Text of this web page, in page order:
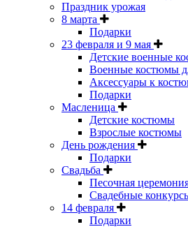
Праздник урожая
8 марта
Подарки
23 февраля и 9 мая
Детские военные
Военные костюмы
Аксессуары к
Подарки
Масленица
Детские костюмы
Взрослые костюмы
День рождения
Подарки
Свадьба
Песочная
Свадебные
14 февраля
Подарки